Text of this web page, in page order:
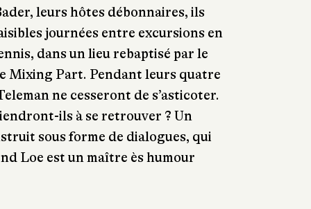
leurs hôtes débonnaires, ils
journées entre excursions en
dans un lieu rebaptisé par le
Mixing Part. Pendant leurs quatre
ne cesseront de s’asticoter.
ils à se retrouver ? Un
sous forme de dialogues, qui
Loe est un maître ès humour